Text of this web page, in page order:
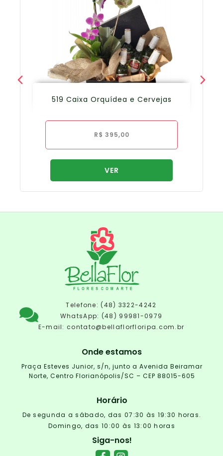
519 Caixa Orquídea e Cervejas
R$ 395,00
VER
Telefone: (48) 3322-4242
WhatsApp: (48) 99981-0979
E-mail:contato@bellaflorfloripa.com.br
Onde estamos
Praça Esteves Junior, s/n, junto a Avenida Beiramar
Norte, Centro Florianópolis/SC – CEP 88015-605
Horário
De segunda a sábado, das 07:30 às 19:30 horas.
Domingo, das 10:00 às 13:00 horas
Siga-nos!